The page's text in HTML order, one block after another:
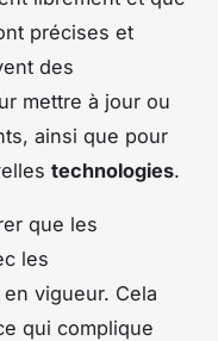
précises et
des
mettre à jour ou
ainsi que pour
technologies.
que les
les
en vigueur. Cela
qui complique